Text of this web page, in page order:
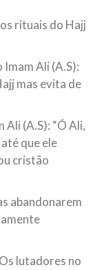
rituais do Hajj
Imam Ali (A.S):
mas evita de
Ali (A.S): “Ó Ali,
que ele
cristão
abandonarem
lutadores no